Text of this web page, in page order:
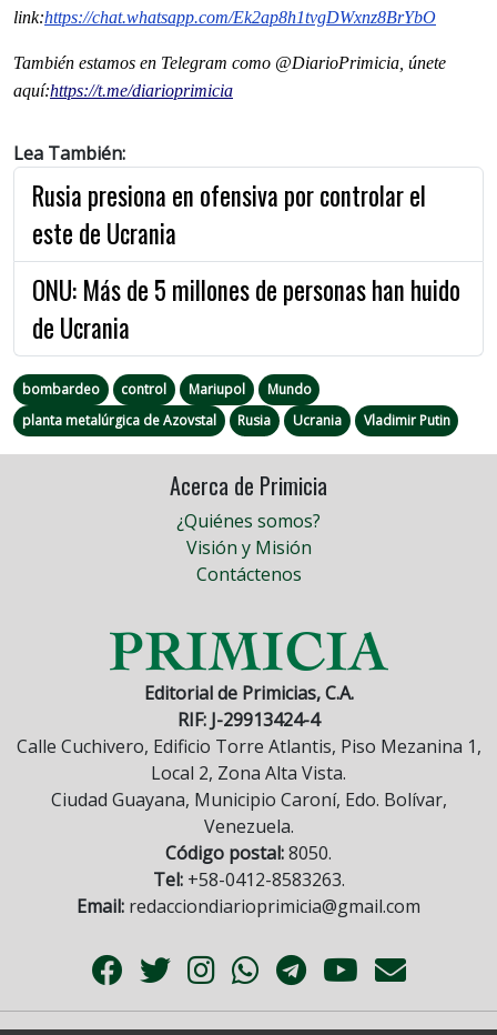
link:https://chat.whatsapp.com/Ek2ap8h1tvgDWxnz8BrYbO
También estamos en Telegram como @DiarioPrimicia, únete
aquí:https://t.me/diarioprimicia
Lea También:
Rusia presiona en ofensiva por controlar el
este de Ucrania
ONU: Más de 5 millones de personas han huido
de Ucrania
bombardeo control Mariupol
Mundo
planta metalúrgica de Azovstal
Rusia Ucrania Vladimir Putin
Acerca de Primicia
¿Quiénes somos?
Visión y Misión
Contáctenos
Editorial de Primicias, C.A.
RIF: J-29913424-4
Calle Cuchivero, Edificio Torre Atlantis, Piso Mezanina 1,
Local 2, Zona Alta Vista.
Ciudad Guayana, Municipio Caroní, Edo. Bolívar,
Venezuela.
Código postal:8050.
Tel:+58-0412-8583263.
Email: redacciondiarioprimicia@gmail.com